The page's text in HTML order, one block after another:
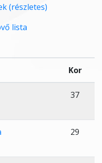
(részletes)
lista
Kor
37
29